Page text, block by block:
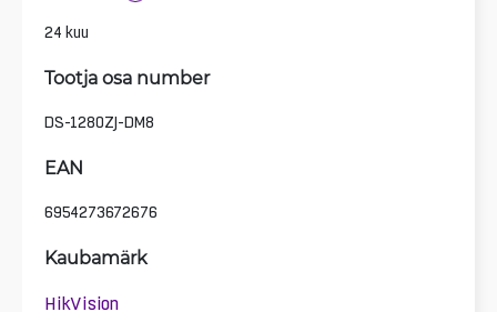
24 kuu
Tootja osa number
DS-1280ZJ-DM8
EAN
6954273672676
Kaubamärk
HikVision